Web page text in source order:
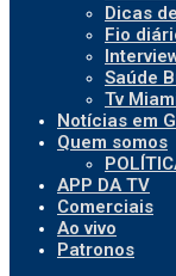
Dicas
Fio
Saúde
Tv
Notícias em
Quem somos
APP DA TV
Comerciais
Ao vivo
Patronos